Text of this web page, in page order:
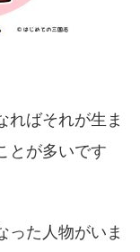
ればそれが生ま
とが多いです
った人物がいま